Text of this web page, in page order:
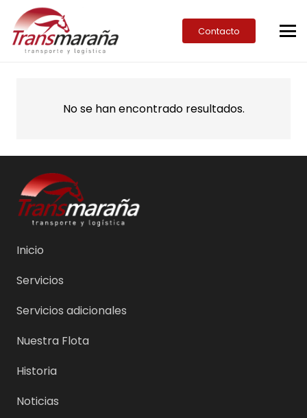
Contacto
No se han encontrado resultados.
Inicio
Servicios
Servicios adicionales
Nuestra Flota
Historia
Noticias